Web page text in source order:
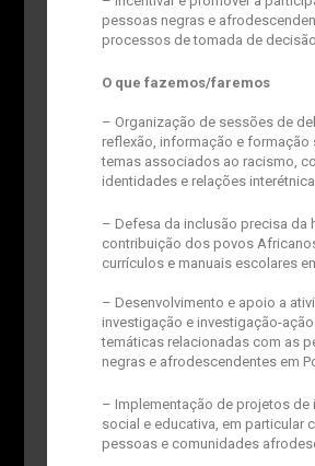
pessoas negras e
processos de tomada de
O que fazemos/faremos
– Organização de sessões de
reflexão, informação e formação
temas associados ao racismo,
identidades e relações
– Defesa da inclusão precisa da
contribuição dos povos
currículos e manuais escolares
– Desenvolvimento e apoio a
investigação e investigação-
temáticas relacionadas com as
negras e afrodescendentes em
– Implementação de projetos de
social e educativa, em particular
pessoas e comunidades